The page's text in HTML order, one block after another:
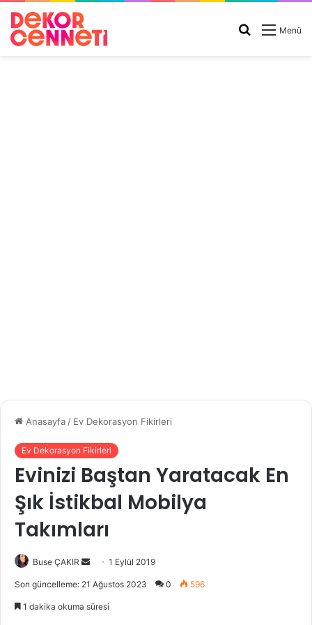
Menü
Arama
Anasayfa / Ev Dekorasyon Fikirleri
Ev Dekorasyon Fikirleri
Evinizi Baştan Yaratacak En
Şık İstikbal Mobilya
Takımları
Buse ÇAKIR
e
1 Eylül 2019
Son güncelleme: 21 Ağustos 2023 0 596
1 dakika okuma süresi